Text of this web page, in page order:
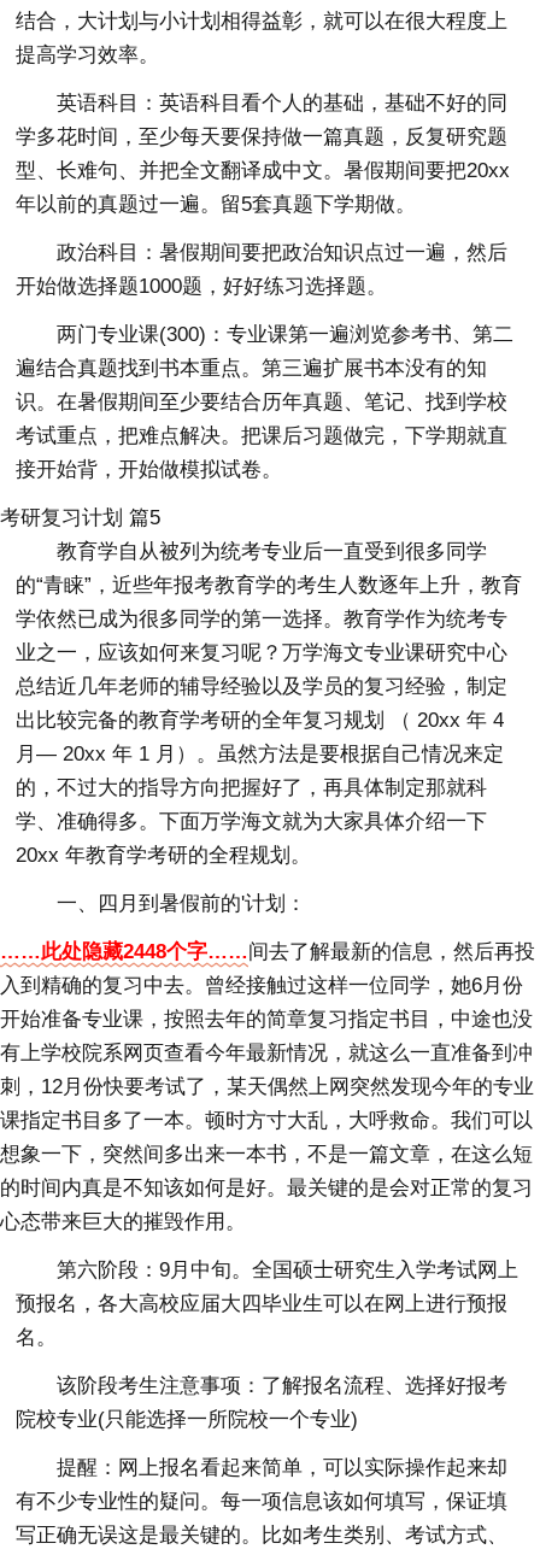
结合，大计划与小计划相得益彰，就可以在很大程度上
提高学习效率。
英语科目：英语科目看个人的基础，基础不好的同
学多花时间，至少每天要保持做一篇真题，反复研究题
型、长难句、并把全文翻译成中文。暑假期间要把20xx
年以前的真题过一遍。留5套真题下学期做。
政治科目：暑假期间要把政治知识点过一遍，然后
开始做选择题1000题，好好练习选择题。
两门专业课(300)：专业课第一遍浏览参考书、第二
遍结合真题找到书本重点。第三遍扩展书本没有的知
识。在暑假期间至少要结合历年真题、笔记、找到学校
考试重点，把难点解决。把课后习题做完，下学期就直
接开始背，开始做模拟试卷。
考研复习计划 篇5
教育学自从被列为统考专业后一直受到很多同学
的“青睐”，近些年报考教育学的考生人数逐年上升，教育
学依然已成为很多同学的第一选择。教育学作为统考专
业之一，应该如何来复习呢？万学海文专业课研究中心
总结近几年老师的辅导经验以及学员的复习经验，制定
出比较完备的教育学考研的全年复习规划 （ 20xx 年 4
月— 20xx 年 1 月）。虽然方法是要根据自己情况来定
的，不过大的指导方向把握好了，再具体制定那就科
学、准确得多。下面万学海文就为大家具体介绍一下
20xx 年教育学考研的全程规划。
一、四月到暑假前的'计划：
……此处隐藏2448个字……间去了解最新的信息，然后再投
入到精确的复习中去。曾经接触过这样一位同学，她6月份
开始准备专业课，按照去年的简章复习指定书目，中途也没
有上学校院系网页查看今年最新情况，就这么一直准备到冲
刺，12月份快要考试了，某天偶然上网突然发现今年的专业
课指定书目多了一本。顿时方寸大乱，大呼救命。我们可以
想象一下，突然间多出来一本书，不是一篇文章，在这么短
的时间内真是不知该如何是好。最关键的是会对正常的复习
心态带来巨大的摧毁作用。
第六阶段：9月中旬。全国硕士研究生入学考试网上
预报名，各大高校应届大四毕业生可以在网上进行预报
名。
该阶段考生注意事项：了解报名流程、选择好报考
院校专业(只能选择一所院校一个专业)
提醒：网上报名看起来简单，可以实际操作起来却
有不少专业性的疑问。每一项信息该如何填写，保证填
写正确无误这是最关键的。比如考生类别、考试方式、